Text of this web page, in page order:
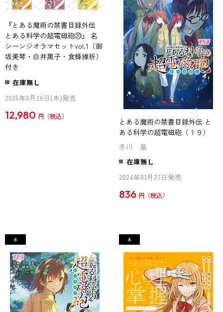
『とある魔術の禁書目録外伝
とある科学の超電磁砲⑳』 名
シーンジオラマセットvol.1（御
坂美琴・白井黒子・食蜂操祈）
付き
在庫無し
2025年6月26日(木)発売
12,980 円
とある魔術の禁書目録外伝 と
ある科学の超電磁砲（１９）
冬川 基
在庫無し
2024年03月27日発売
836 円